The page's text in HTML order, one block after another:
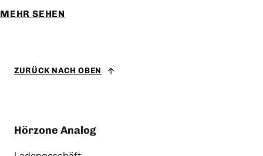
wurde in weiten Teilen von der grossen VERO übernommen.
fanden wir einen Weg, sehr nah an der Performance der
Form nicht mehr realisieren, sodass auch dieser wegfiel.
MEHR SEHEN
ZURÜCK NACH OBEN
Hörzone Analog